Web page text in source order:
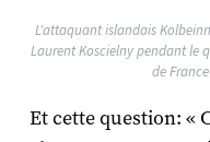
L'attaquant islandais
Laurent Koscielny pendant le
de
Et cette question: «